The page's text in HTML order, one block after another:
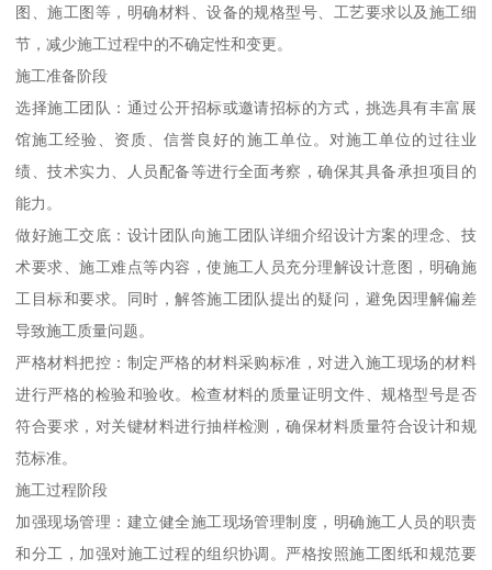
图、施工图等，明确材料、设备的规格型号、工艺要求以及施工细
节，减少施工过程中的不确定性和变更。
施工准备阶段
选择施工团队：通过公开招标或邀请招标的方式，挑选具有丰富展
馆施工经验、资质、信誉良好的施工单位。对施工单位的过往业
绩、技术实力、人员配备等进行全面考察，确保其具备承担项目的
能力。
做好施工交底：设计团队向施工团队详细介绍设计方案的理念、技
术要求、施工难点等内容，使施工人员充分理解设计意图，明确施
工目标和要求。同时，解答施工团队提出的疑问，避免因理解偏差
导致施工质量问题。
严格材料把控：制定严格的材料采购标准，对进入施工现场的材料
进行严格的检验和验收。检查材料的质量证明文件、规格型号是否
符合要求，对关键材料进行抽样检测，确保材料质量符合设计和规
范标准。
施工过程阶段
加强现场管理：建立健全施工现场管理制度，明确施工人员的职责
和分工，加强对施工过程的组织协调。严格按照施工图纸和规范要